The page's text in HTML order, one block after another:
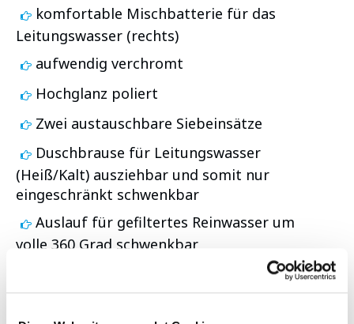
komfortable Mischbatterie für das
Leitungswasser (rechts)
aufwendig verchromt
Hochglanz poliert
Zwei austauschbare Siebeinsätze
Duschbrause für Leitungswasser
(Heiß/Kalt) ausziehbar und somit nur
eingeschränkt schwenkbar
Auslauf für gefiltertes Reinwasser um
volle 360 Grad schwenkbar